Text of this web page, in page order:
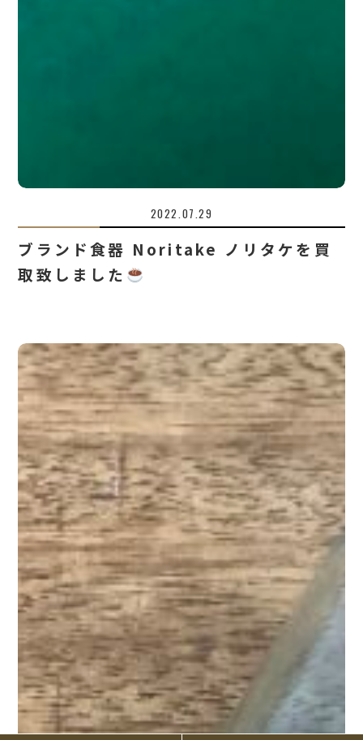
2022.07.29
ブランド食器 Noritake ノリタケを買
取致しました